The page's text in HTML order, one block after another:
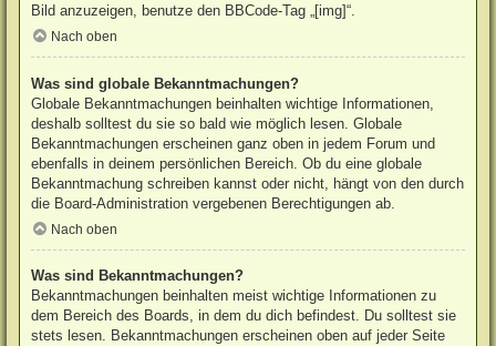
Bild anzuzeigen, benutze den BBCode-Tag „[img]“.
Nach oben
Was sind globale Bekanntmachungen?
Globale Bekanntmachungen beinhalten wichtige Informationen,
deshalb solltest du sie so bald wie möglich lesen. Globale
Bekanntmachungen erscheinen ganz oben in jedem Forum und
ebenfalls in deinem persönlichen Bereich. Ob du eine globale
Bekanntmachung schreiben kannst oder nicht, hängt von den durch
die Board-Administration vergebenen Berechtigungen ab.
Nach oben
Was sind Bekanntmachungen?
Bekanntmachungen beinhalten meist wichtige Informationen zu
dem Bereich des Boards, in dem du dich befindest. Du solltest sie
stets lesen. Bekanntmachungen erscheinen oben auf jeder Seite